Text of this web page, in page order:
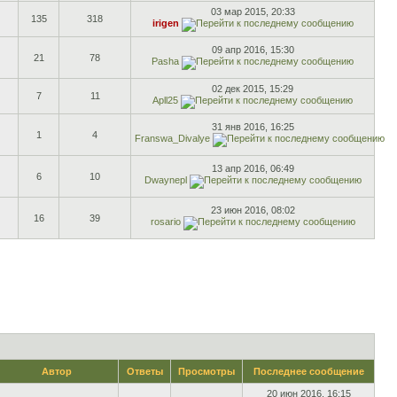
135 318
03 мар 2015, 20:33
irigen
21 78
09 апр 2016, 15:30
Pasha
7 11
02 дек 2015, 15:29
Apll25
1 4
31 янв 2016, 16:25
Franswa_Divalye
6 10
13 апр 2016, 06:49
Dwaynepl
16 39
23 июн 2016, 08:02
rosario
Автор Ответы Просмотры Последнее сообщение
20 июн 2016, 16:15